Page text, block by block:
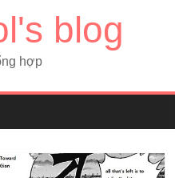
blog
hợp